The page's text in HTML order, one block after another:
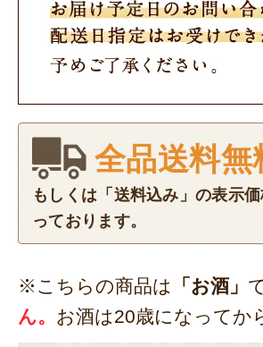
全品送料無
もしくは「送料込み」の表示
っております。
※こちらの商品は 「お酒」
ん。 お酒は20歳になってか